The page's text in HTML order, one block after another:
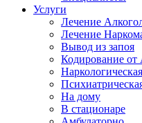
Услуги
Лечение
Лечение
Вывод из запоя
Кодирование от
На дому
В стационаре